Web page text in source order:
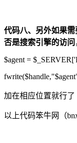
代码八、另外如果
否是搜索引擎的访问
$agent =
加在相应位置就行了
以上代码笨牛网（